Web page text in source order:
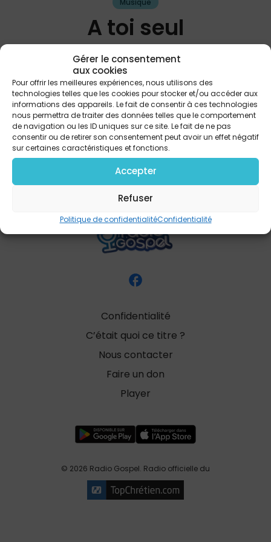
Gérer le consentement
aux cookies
Pour offrir les meilleures expériences, nous utilisons des
technologies telles que les cookies pour stocker et/ou accéder aux
informations des appareils. Le fait de consentir à ces technologies
nous permettra de traiter des données telles que le comportement
de navigation ou les ID uniques sur ce site. Le fait de ne pas
consentir ou de retirer son consentement peut avoir un effet négatif
sur certaines caractéristiques et fonctions.
Accepter
Refuser
Politique de confidentialitéConfidentialité
Musique
A toi seul
Tendry
PARTAGER
Confidentialité
C’était quoi ce titre ?
Nous contacter
Faire un don
Player
© 2026 Radio Gospel. Radio officielle du